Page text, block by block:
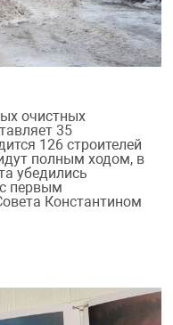
очистных
35
126 строителей
полным ходом, в
убедились
первым
Константином